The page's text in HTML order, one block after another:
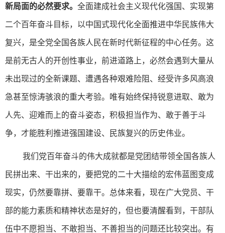
新局面的必然要求。 全面建成社会主义现代化强国、实现第
二个百年奋斗目标，以中国式现代化全面推进中华民族伟大
复兴，是全党全国各族人民在新时代新征程的中心任务。这
是前无古人的开创性事业，前进道路上，必然会遇到大量从
未出现过的全新课题、遭遇各种艰难险阻、经受许多风高浪
急甚至惊涛骇浪的重大考验。唯有始终保持锐意进取、敢为
人先、迎难而上的奋斗姿态，积极担当作为、敢于善于斗
争，才能胜利推进强国建设、民族复兴的历史伟业。
我们党百年奋斗的伟大成就都是党团结带领全国各族人
民拼出来、干出来的，要把党的二十大描绘的宏伟蓝图变成
现实，仍然要靠拼、要靠干。总体来看，现在广大党员、干
部的能力素质和精神状态是好的，但也要清醒看到，干部队
伍中不愿担当、不敢担当、不善担当的问题还比较突出。有